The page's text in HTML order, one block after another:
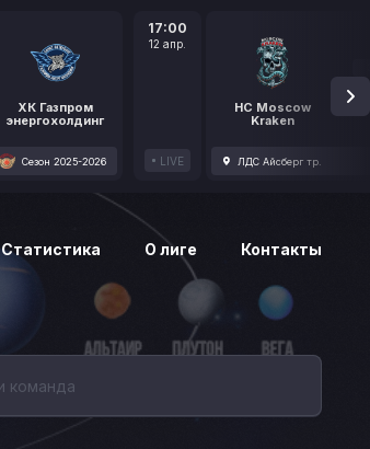
ХК Газпром
энергохолдинг
Сезон 2025-2026
17:00
12 апр.
LIVE
HC Moscow
Kraken
1
ЛДС Айсберг тр.
Статистика О лиге Контакты